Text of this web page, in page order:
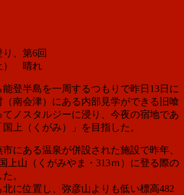
、第6回
） 晴れ
登半島を一周するつもりで昨日13日に
（南会津）にある内部見学ができる旧喰
ノスタルジーに浸り、今夜の宿地であ
上（くがみ）」を目指した。
にある温泉が併設された施設で昨年、
上山（くがみやま・313ｍ）に登る際の
。
に位置し、弥彦山よりも低い標高482